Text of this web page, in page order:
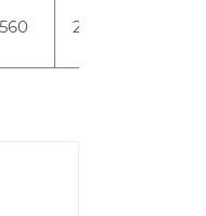
560 217,3